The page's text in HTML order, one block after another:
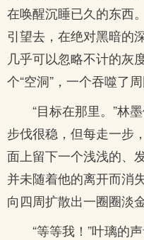
在唤醒沉睡已久的东西
引望去，在绝对黑暗的
几乎可以忽略不计的灰
个“空洞”，一个吞噬了
“目标在那里。”林
步伐很稳，但每走一步
面上留下一个浅浅的、
并未随着他的离开而消
向四周扩散出一圈圈淡
“等等我！”叶璃的